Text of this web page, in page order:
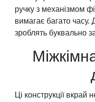
ручку з механізмом
вимагає багато часу.
зроблять буквально
Ці конструкції вкрай